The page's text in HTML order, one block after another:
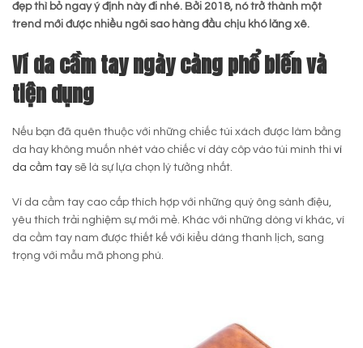
đẹp thì bỏ ngay ý định này đi nhé. Bởi 2018, nó trở thành một
trend mới được nhiều ngôi sao hàng đầu chịu khó lăng xê.
Ví da cầm tay ngày càng phổ biến và
tiện dụng
Nếu bạn đã quên thuộc với những chiếc túi xách được làm bằng
da hay không muốn nhét vào chiếc ví dày côp vào túi mình thì ví
da cầm tay sẽ là sự lựa chọn lý tưởng nhất.
Ví da cầm tay cao cấp thích hợp với những quý ông sành điệu,
yêu thích trải nghiệm sự mới mẻ. Khác với những dòng ví khác, ví
da cầm tay nam được thiết kế với kiểu dáng thanh lịch, sang
trọng với mẫu mã phong phú.